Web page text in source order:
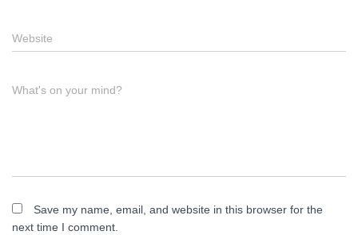
Website
What's on your mind?
Save my name, email, and website in this browser for the
next time I comment.